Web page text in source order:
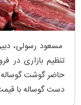
مسعود رسولی،
تنظیم بازاری در
دست گوساله با قیمت ۹۰۹ هزار تومان در این فروشگاه‌ها توزیع